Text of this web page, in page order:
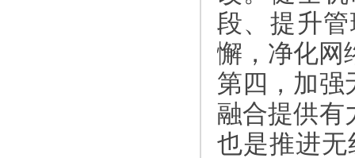
段、提升
懈，净化网
第四，加强
融合提供有
也是推进